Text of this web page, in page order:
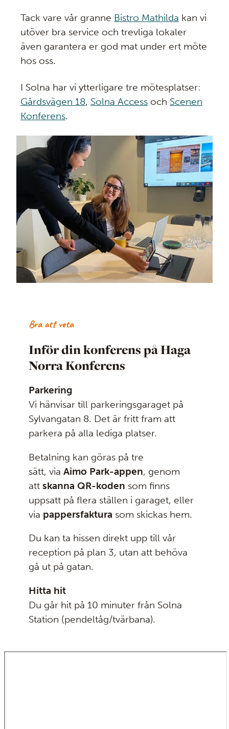
Tack vare vår granne Bistro Mathilda kan vi
utöver bra service och trevliga lokaler
även garantera er god mat under ert möte
hos oss.
I Solna har vi ytterligare tre mötesplatser:
Gårdsvägen 18, Solna Access och Scenen
Konferens.
Bra att veta
Inför din konferens på Haga
Norra Konferens
Parkering
Vi hänvisar till parkeringsgaraget på
Sylvangatan 8. Det är fritt fram att
parkera på alla lediga platser.
Betalning kan göras på tre
sätt, via Aimo Park-appen, genom
att skanna QR-koden som finns
uppsatt på flera ställen i garaget, eller
via pappersfaktura som skickas hem.
Du kan ta hissen direkt upp till vår
reception på plan 3, utan att behöva
gå ut på gatan.
Hitta hit
Du går hit på 10 minuter från Solna
Station (pendeltåg/tvärbana).